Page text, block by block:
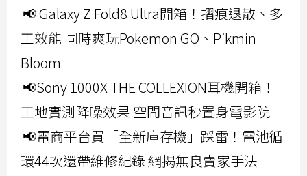
📢 Galaxy Z Fold8 Ultra開箱！摺痕退散、多
工效能 同時爽玩Pokemon GO、Pikmin
Bloom
📢Sony 1000X THE COLLEXION耳機開箱！
工地實測降噪效果 空間音訊秒置身電影院
📢電商平台買「全新庫存機」踩雷！電池循
環44次還帶維修紀錄 網揭無良賣家手法